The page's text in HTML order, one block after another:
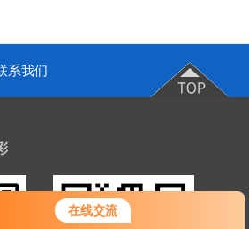
在线交流
您好！欢迎前来咨询，很高兴为您
服务，请问您要咨询什么问题呢？
系我们